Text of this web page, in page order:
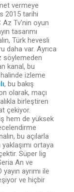
vermeye
2015 tarihi
Az Tv'nin oyun
tasarımı
Türk hevesli
daha var. Ayrıca
söylemeden
kanal, bu
izleme
, bu bakış
olarak, maçı
birleştiren
çekiyor.
hem de yüksek
bu açılarla
ortaya
Süper lig
An ve
ayrımı ile
ve hiçbir